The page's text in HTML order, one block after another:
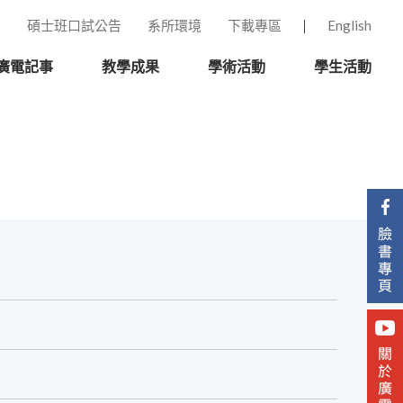
碩士班口試公告 系所環境 下載專區 English
電記事 教學成果 學術活動 學生活動